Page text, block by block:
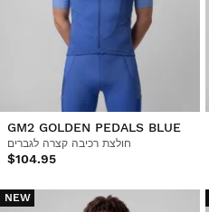
GM2 GOLDEN PEDALS BLUE
חולצת רכיבה קצרה לגברים
$104.95
NEW